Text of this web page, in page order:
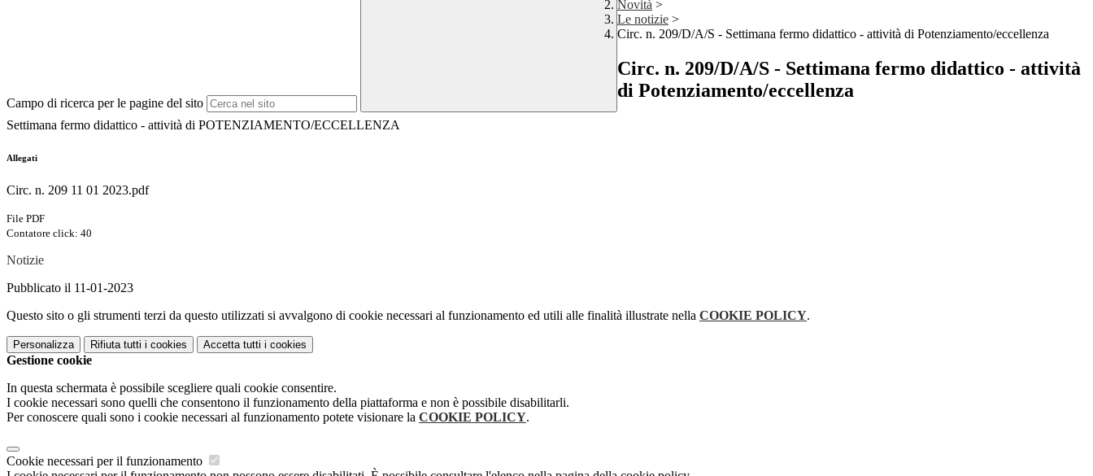
Campo di ricerca per le pagine del sito
Novità >
Le notizie >
Circ. n. 209/D/A/S - Settimana fermo didattico - attività di Potenziamento/eccellenza
Circ. n. 209/D/A/S - Settimana fermo didattico - attività
di Potenziamento/eccellenza
Settimana fermo didattico - attività di POTENZIAMENTO/ECCELLENZA
Allegati
Circ. n. 209 11 01 2023.pdf
File PDF
Contatore click: 40
Notizie
Pubblicato il 11-01-2023
Questo sito o gli strumenti terzi da questo utilizzati si avvalgono di cookie necessari al funzionamento ed utili alle finalità illustrate nella COOKIE POLICY.
Personalizza Rifiuta tutti i cookies Accetta tutti i cookies
Gestione cookie
In questa schermata è possibile scegliere quali cookie consentire.
I cookie necessari sono quelli che consentono il funzionamento della piattaforma e non è possibile disabilitarli.
Per conoscere quali sono i cookie necessari al funzionamento potete visionare la COOKIE POLICY.
Cookie necessari per il funzionamento